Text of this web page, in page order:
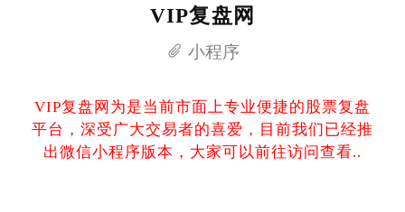
VIP复盘网
小程序
VIP复盘网为是当前市面上专业便捷的股票复盘
平台，深受广大交易者的喜爱，目前我们已经推
出微信小程序版本，大家可以前往访问查看..